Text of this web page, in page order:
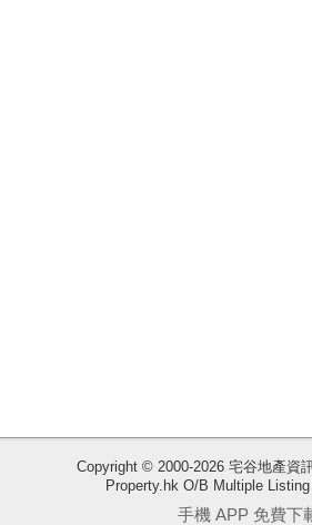
Copyright © 2000-2026 宅谷地產資
Property.hk O/B Multiple
手機 APP 免費下